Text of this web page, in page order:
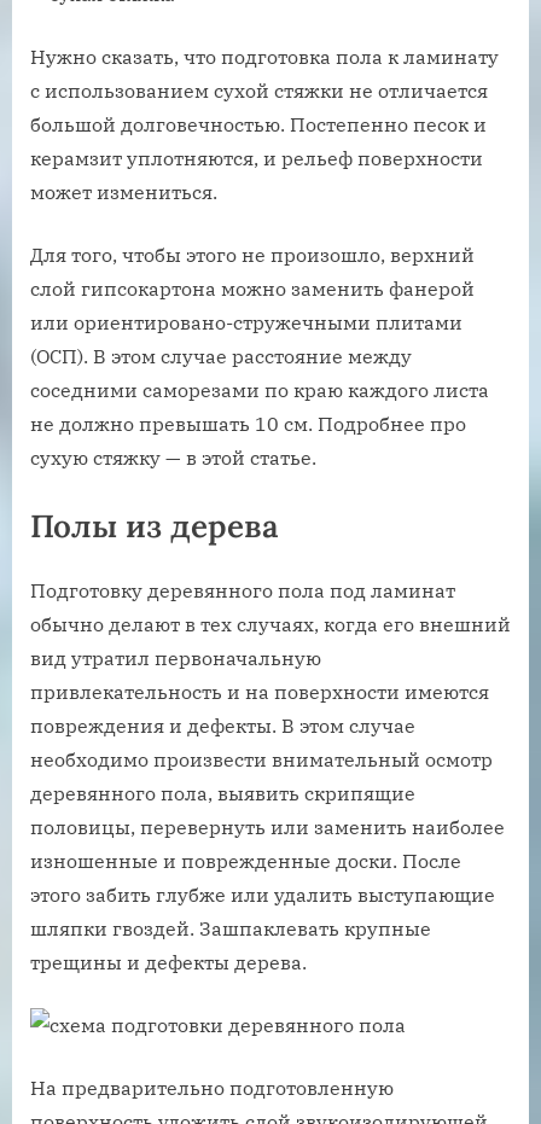
Нужно сказать, что подготовка пола к ламинату
с использованием сухой стяжки не отличается
большой долговечностью. Постепенно песок и
керамзит уплотняются, и рельеф поверхности
может измениться.
Для того, чтобы этого не произошло, верхний
слой гипсокартона можно заменить фанерой
или ориентировано-стружечными плитами
(ОСП). В этом случае расстояние между
соседними саморезами по краю каждого листа
не должно превышать 10 см. Подробнее про
сухую стяжку — в этой статье.
Полы из дерева
Подготовку деревянного пола под ламинат
обычно делают в тех случаях, когда его внешний
вид утратил первоначальную
привлекательность и на поверхности имеются
повреждения и дефекты. В этом случае
необходимо произвести внимательный осмотр
деревянного пола, выявить скрипящие
половицы, перевернуть или заменить наиболее
изношенные и поврежденные доски. После
этого забить глубже или удалить выступающие
шляпки гвоздей. Зашпаклевать крупные
трещины и дефекты дерева.
На предварительно подготовленную